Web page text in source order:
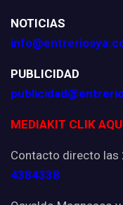
NOTICIAS
PUBLICIDAD
MEDIAKIT CLIK
Contacto directo las
4384338